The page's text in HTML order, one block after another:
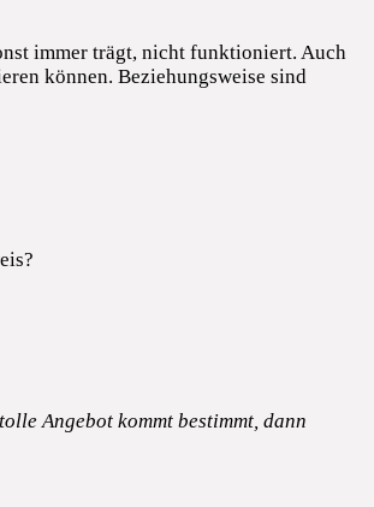
immer trägt, nicht funktioniert. Auch
können. Beziehungsweise sind
Angebot kommt bestimmt, dann